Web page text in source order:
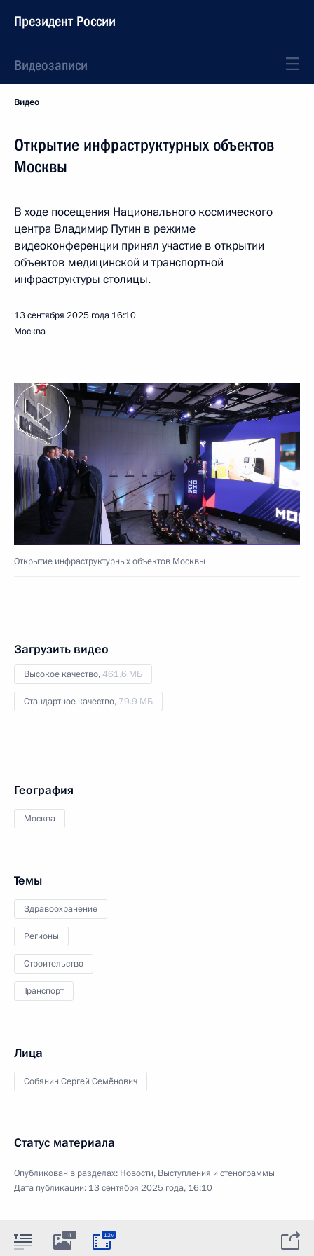
Президент России
Видеозаписи
Видео
Открытие инфраструктурных объектов
Москвы
В ходе посещения Национального космического
центра Владимир Путин в режиме
видеоконференции принял участие в открытии
объектов медицинской и транспортной
инфраструктуры столицы.
13 сентября 2025 года 16:10
Москва
Открытие инфраструктурных объектов Москвы
Загрузить видео
Высокое качество,461.6 МБ
Стандартное качество, 79.9 МБ
География
Москва
Темы
Здравоохранение
Регионы
Строительство
Транспорт
Лица
Собянин Сергей Семёнович
Статус материала
Опубликован в разделах: Новости, Выступления и стенограммы
Дата публикации: 13 сентября 2025 года, 16:10
4 12м